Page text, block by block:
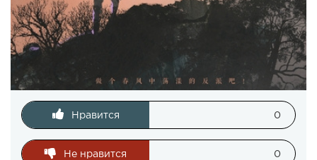
Нравится 0
Не нравится 0